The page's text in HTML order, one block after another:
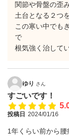
関節や骨盤の歪
土台となる２つ
この寒い中でも
で
根気強く治して
ゆり さん
すごいです！
投稿日 2024/01/16
1年くらい前から